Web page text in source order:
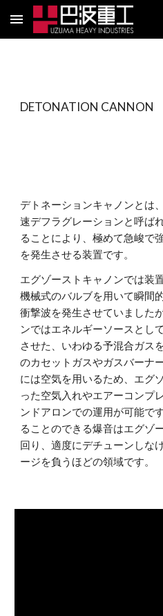
Skip to main content
DETONATION CANNON
デトネーションキャノンとは
速デフラグレーションと呼ば
ることにより、極めて急峻で
を発生させる装置です。
エグゾーストキャノンでは装
機械式のバルブを用いて瞬間
衝撃波を発生させていました
ンではエネルギーソースとし
させた、いわゆる予混合ガス
のカセットガスやガスバーナ
には空気を用いるため、エグ
った空気入れやエアーコンプ
ンドアロンでの運用が可能で
ることのできる爆音はエグゾ
回り、適度にデチューンしな
ージを負うほどの領域です。